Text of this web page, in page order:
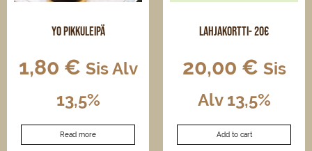
Yo pikkuleipä
1,80 € Sis Alv
13,5%
Read more
Lahjakortti- 20€
20,00 € Sis
Alv 13,5%
Add to cart